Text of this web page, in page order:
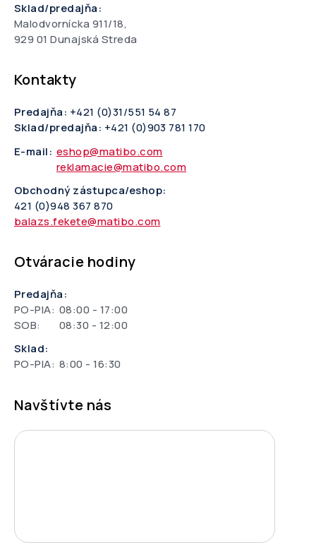
Sklad/predajňa:
Malodvornícka 911/18,
929 01 Dunajská Streda
Kontakty
Predajňa: +421 (0)31/551 54 87
Sklad/predajňa: +421 (0)903 781 170
E-mail: eshop@matibo.com
reklamacie@matibo.com
Obchodný zástupca/eshop:
421 (0)948 367 870
balazs.fekete@matibo.com
Otváracie hodiny
Predajňa:
PO-PIA: 08:00 - 17:00
SOB:
08:30 - 12:00
Sklad:
PO-PIA: 8:00 - 16:30
Navštívte nás